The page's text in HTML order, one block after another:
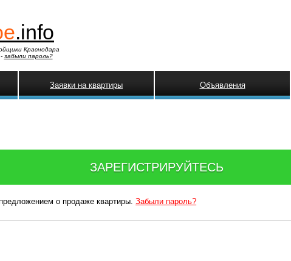
.info
Краснодара
забыли пароль?
Заявки на квартиры Объявления
ЗАРЕГИСТРИРУЙТЕСЬ
о продаже квартиры.Забыли пароль?